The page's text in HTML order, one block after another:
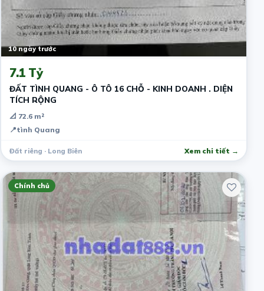
10 ngày trước
7.1 Tỷ
ĐẤT TÌNH QUANG - Ô TÔ 16 CHỖ - KINH DOANH . DIỆN
TÍCH RỘNG
📐 72.6 m²
📍tình Quang
Đất riêng · Long Biên Xem chi tiết →
Chính chủ